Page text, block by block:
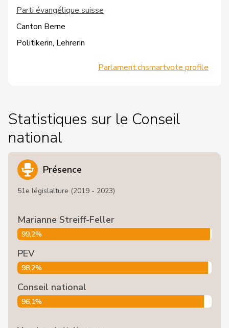
Parti évangélique suisse
Canton Berne
Politikerin, Lehrerin
Parlament.chsmartvote profile
Statistiques sur le Conseil
national
Présence
51e législalture (2019 - 2023)
Marianne Streiff-Feller
99,2%
PEV
98,2%
Conseil national
96,1%